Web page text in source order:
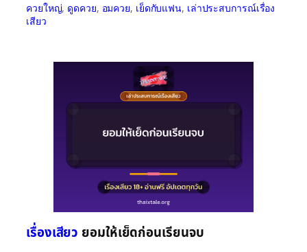
ควยใหญ่, ดูดควย, อมควย, เย็ดกับแฟน, เล่าประสบการณ์เรื่อง
เสียว
เรื่องเสียว ยอมให้เย็ดก่อนเรียนจบ